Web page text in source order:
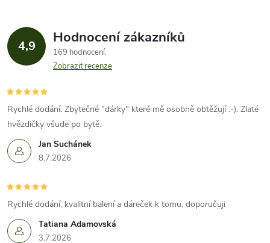
4,9 Hodnocení zákazníků
169 hodnocení
Zobrazit recenze
Jan Suchánek
8.7.2026
Rychlé dodání. Zbytečné "dárky" které mě osobně obtěžují :-). Zlaté
hvězdičky všude po bytě.
Tatiana Adamovská
3.7.2026
Rychlé dodání, kvalitní balení a dáreček k tomu, doporučuji